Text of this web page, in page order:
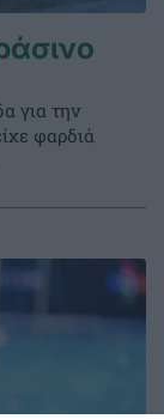
για την
φαρδιά